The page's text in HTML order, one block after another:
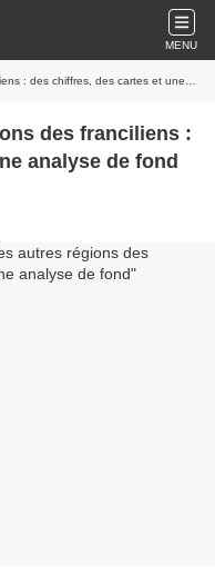
MENU
des cartes et une analyse de fond
des franciliens :
analyse de fond